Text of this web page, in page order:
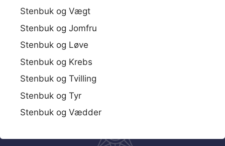
Stenbuk og Vægt
Stenbuk og Jomfru
Stenbuk og Løve
Stenbuk og Krebs
Stenbuk og Tvilling
Stenbuk og Tyr
Stenbuk og Vædder